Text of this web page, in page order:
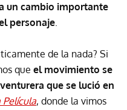
un cambio importante
personaje.
de la nada? Si
que el movimiento se
que se lució en
Película, donde la vimos